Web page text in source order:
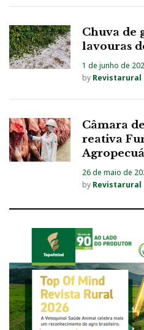
Chuva de
lavouras
1 de junho de
by Revistarural
Câmara
reativa
26 de maio de
by Revistarural